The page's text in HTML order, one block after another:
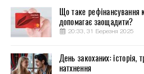
Що таке рефінансування
допомагає заощадити?
20:33, 31 Березня 2025
День закоханих: історія,
натхнення